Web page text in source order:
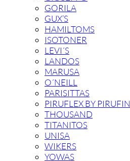
GORILA
GUX’S
HAMILTOMS
ISOTONER
LEVI´S
LANDOS
MARUSA
O´NEILL
PARISITTAS
PIRUFLEX BY PIRUFIN
THOUSAND
TITANITOS
UNISA
WIKERS
YOWAS